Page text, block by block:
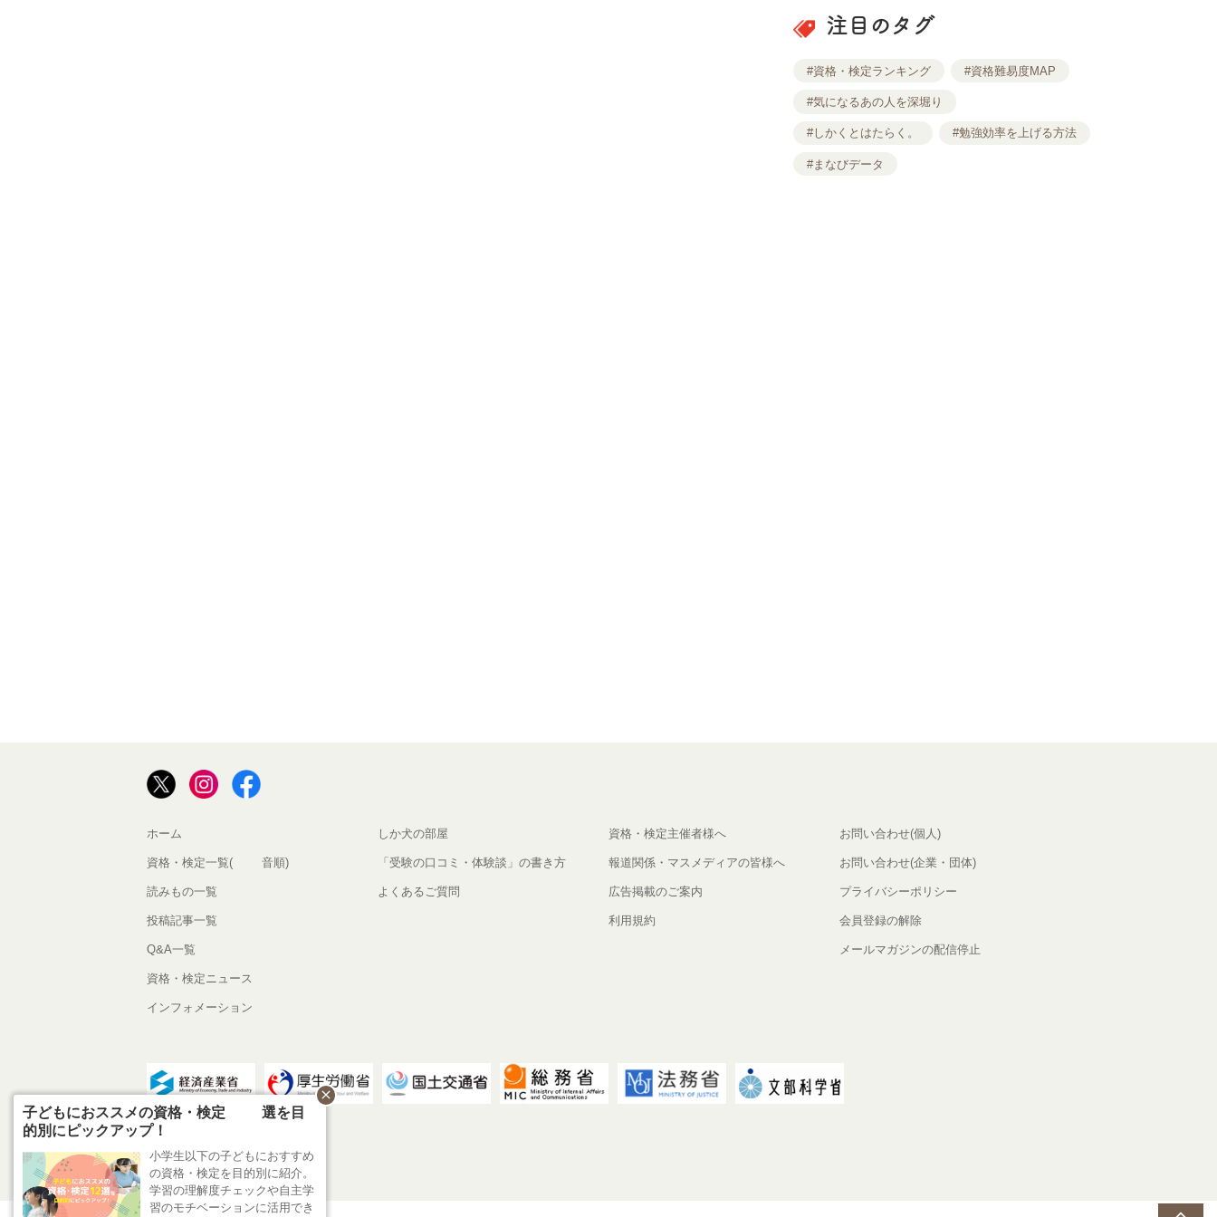
注目のタグ
#資格・検定ランキング #資格難易度MAP
#気になるあの人を深堀り
#しかくとはたらく。 #勉強効率を上げる方法
#まなびデータ
ホーム
資格・検定一覧(50音順)
読みもの一覧
投稿記事一覧
Q&A一覧
資格・検定ニュース
インフォメーション
しか犬の部屋
「受験の口コミ・体験談」の書き方
よくあるご質問
資格・検定主催者様へ
報道関係・マスメディアの皆様へ
広告掲載のご案内
利用規約
お問い合わせ(個人)
お問い合わせ(企業・団体)
プライバシーポリシー
会員登録の解除
メールマガジンの配信停止
子どもにおススメの資格・検定12選を目
的別にピックアップ！
小学生以下の子どもにおすすめ
の資格・検定を目的別に紹介。
学習の理解度チェックや自主学
習のモチベーションに活用でき
close